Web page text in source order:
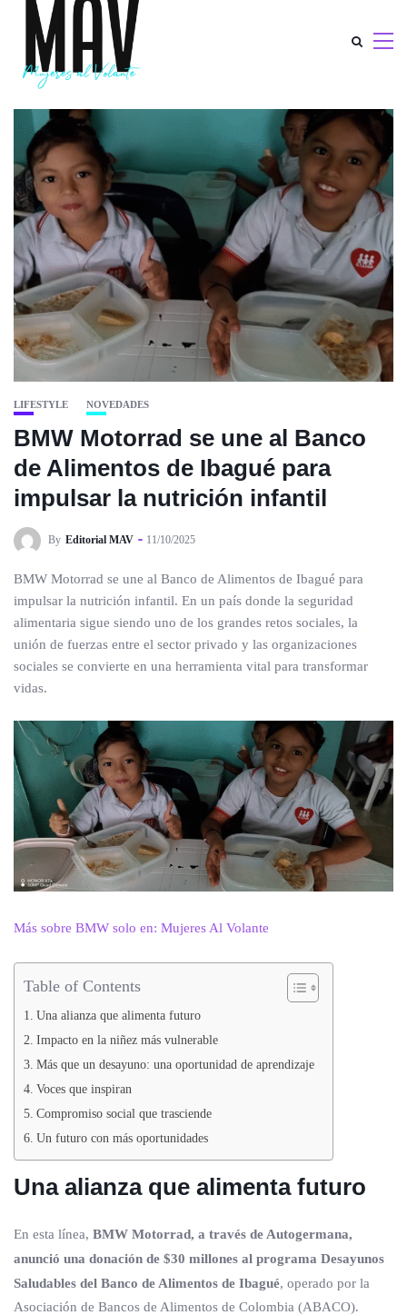
LIFESTYLE NOVEDADES
BMW Motorrad se une al Banco
de Alimentos de Ibagué para
impulsar la nutrición infantil
By Editorial MAV 11/10/2025
BMW Motorrad se une al Banco de Alimentos de Ibagué para
impulsar la nutrición infantil. En un país donde la seguridad
alimentaria sigue siendo uno de los grandes retos sociales, la
unión de fuerzas entre el sector privado y las organizaciones
sociales se convierte en una herramienta vital para transformar
vidas.
Más sobre BMW solo en: Mujeres Al Volante
Table of Contents
Una alianza que alimenta futuro
Impacto en la niñez más vulnerable
Más que un desayuno: una oportunidad de aprendizaje
Voces que inspiran
Compromiso social que trasciende
Un futuro con más oportunidades
Una alianza que alimenta futuro
En esta línea, BMW Motorrad, a través de Autogermana,
anunció una donación de $30 millones al programa Desayunos
Saludables del Banco de Alimentos de Ibagué, operado por la
Asociación de Bancos de Alimentos de Colombia (ABACO).